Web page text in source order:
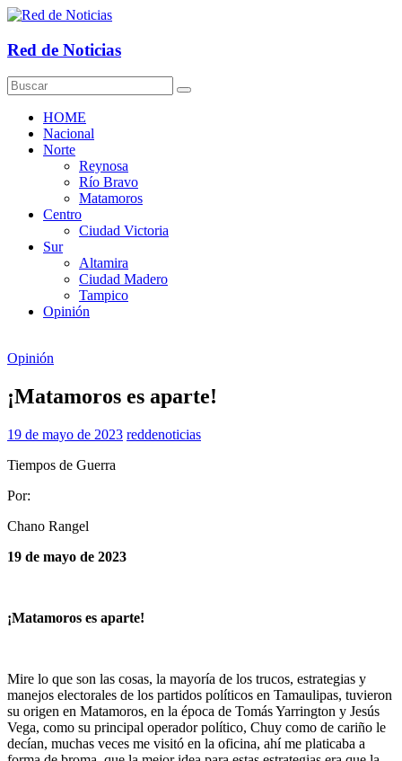
Saltar
contenido
Red de Noticias
HOME
Nacional
Norte
Reynosa
Río Bravo
Matamoros
Centro
Ciudad Victoria
Sur
Altamira
Ciudad Madero
Tampico
Opinión
Opinión
¡Matamoros es aparte!
19 de mayo de 2023 reddenoticias
Tiempos de Guerra
Por:
Chano Rangel
19 de mayo de 2023
¡Matamoros es aparte!
Mire lo que son las cosas, la mayoría de los trucos, estrategias y
manejos electorales de los partidos políticos en Tamaulipas, tuvieron
su origen en Matamoros, en la época de Tomás Yarrington y Jesús
Vega, como su principal operador político, Chuy como de cariño le
decían, muchas veces me visitó en la oficina, ahí me platicaba a